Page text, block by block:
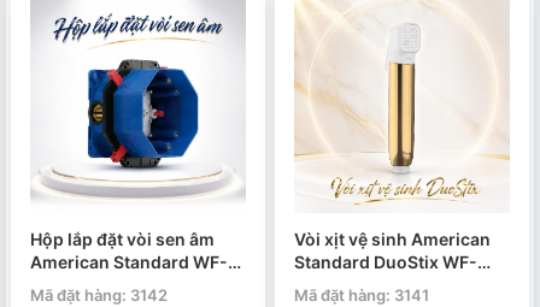
Hộp lắp đặt vòi sen âm
American Standard WF-
0625
Mã đặt hàng: 3142
Vòi xịt vệ sinh American
Standard DuoStix WF-
TS28CS
Mã đặt hàng: 3141